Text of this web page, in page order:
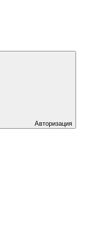
Авторизация